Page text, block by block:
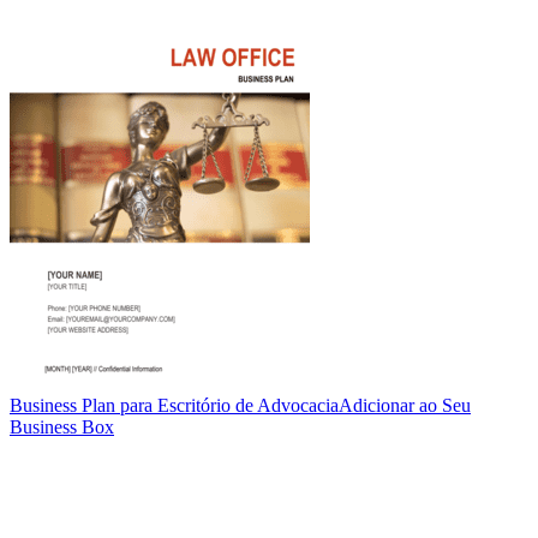
Business Plan para Escritório de AdvocaciaAdicionar ao Seu
Business Box